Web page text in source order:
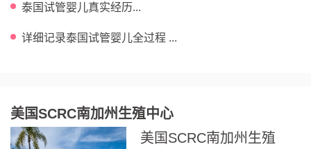
泰国试管婴儿真实经历...
详细记录泰国试管婴儿全过程 ...
美国SCRC南加州生殖中心
美国SCRC南加州生殖